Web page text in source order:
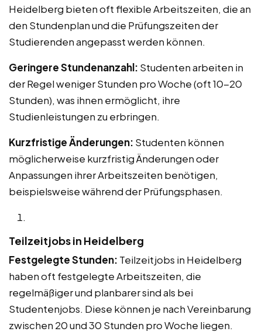
Heidelberg bieten oft flexible Arbeitszeiten, die an
den Stundenplan und die Prüfungszeiten der
Studierenden angepasst werden können.
Geringere Stundenanzahl: Studenten arbeiten in
der Regel weniger Stunden pro Woche (oft 10-20
Stunden), was ihnen ermöglicht, ihre
Studienleistungen zu erbringen.
Kurzfristige Änderungen: Studenten können
möglicherweise kurzfristig Änderungen oder
Anpassungen ihrer Arbeitszeiten benötigen,
beispielsweise während der Prüfungsphasen.
Teilzeitjobs in Heidelberg
Festgelegte Stunden: Teilzeitjobs in Heidelberg
haben oft festgelegte Arbeitszeiten, die
regelmäßiger und planbarer sind als bei
Studentenjobs. Diese können je nach Vereinbarung
zwischen 20 und 30 Stunden pro Woche liegen.